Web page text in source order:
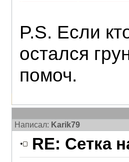
P.S. Если
остался
помоч.
Написал: Karik79
RE: Сетка